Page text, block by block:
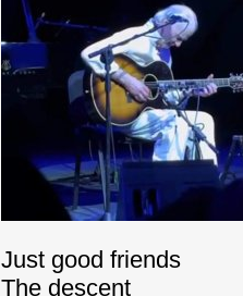
Just good friends
The descent